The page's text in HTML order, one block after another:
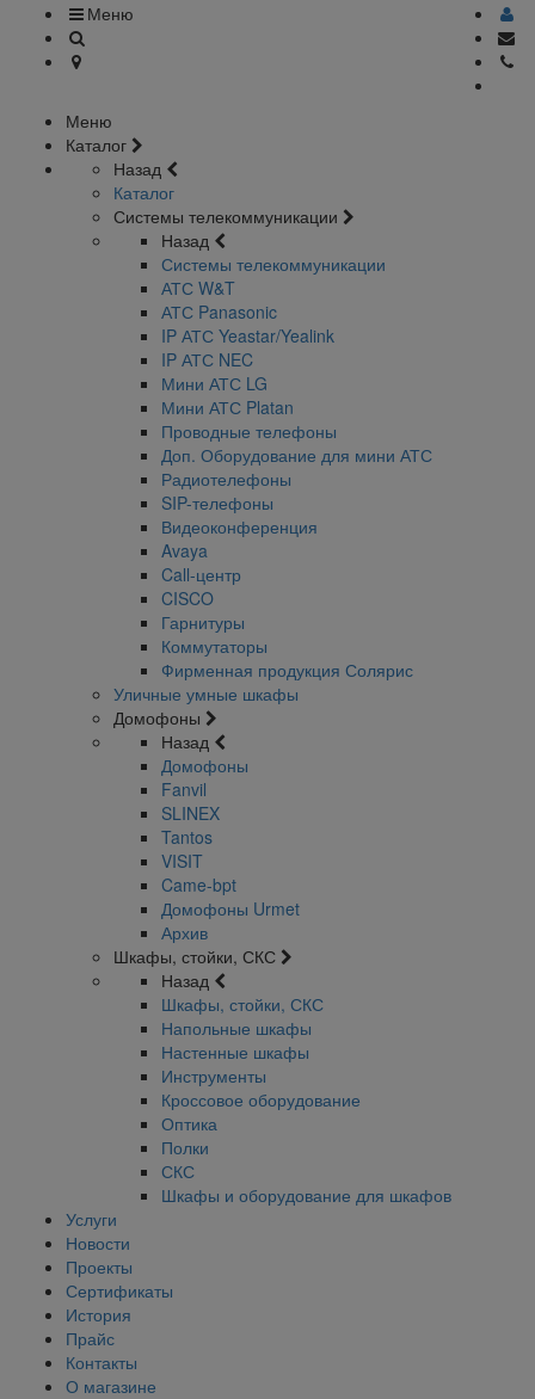
Меню
Меню
Каталог
Назад
Каталог
Системы телекоммуникации
Назад
Системы телекоммуникации
АТС W&T
АТС Panasonic
IP АТС Yeastar/Yealink
IP АТС NEC
Мини АТС LG
Мини АТС Platan
Проводные телефоны
Доп. Оборудование для мини АТС
Радиотелефоны
SIP-телефоны
Видеоконференция
Avaya
Call-центр
CISCO
Гарнитуры
Коммутаторы
Фирменная продукция Солярис
Уличные умные шкафы
Домофоны
Назад
Домофоны
Fanvil
SLINEX
Tantos
VISIT
Came-bpt
Домофоны Urmet
Архив
Шкафы, стойки, СКС
Назад
Шкафы, стойки, СКС
Напольные шкафы
Настенные шкафы
Инструменты
Кроссовое оборудование
Оптика
Полки
СКС
Шкафы и оборудование для шкафов
Услуги
Новости
Проекты
Сертификаты
История
Прайс
Контакты
О магазине